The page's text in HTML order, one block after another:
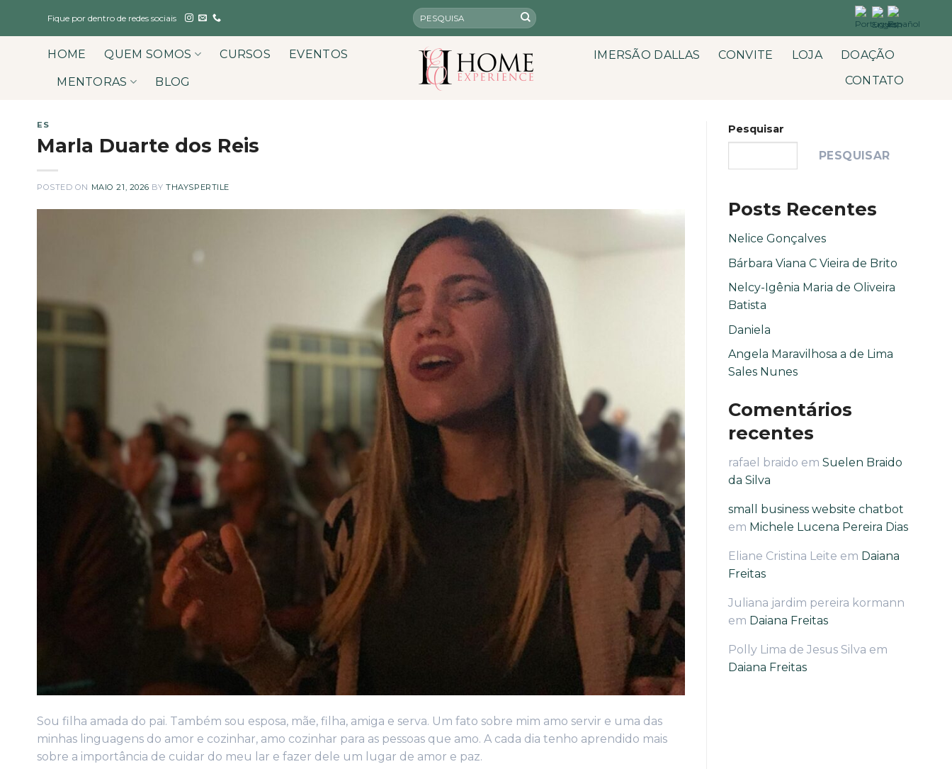
Fique por dentro de redes sociais
HOME QUEM SOMOS CURSOS EVENTOS
MENTORAS BLOG
IMERSÃO DALLAS CONVITE LOJA
DOAÇÃO
CONTATO
ES
Marla Duarte dos Reis
POSTED ON MAIO 21, 2026 BYTHAYSPERTILE
Sou filha amada do pai. Também sou esposa, mãe, filha, amiga e serva. Um fato sobre mim amo servir e uma das
minhas linguagens do amor e cozinhar, amo cozinhar para as pessoas que amo. A cada dia tenho aprendido mais
sobre a importância de cuidar do meu lar e fazer dele um lugar de amor e paz.
Pesquisar
PESQUISAR
Posts Recentes
Nelice Gonçalves
Bárbara Viana C Vieira de Brito
Nelcy-Igênia Maria de Oliveira
Batista
Daniela
Angela Maravilhosa a de Lima
Sales Nunes
Comentários
recentes
rafael braido em Suelen Braido
da Silva
small business website chatbot
em Michele Lucena Pereira Dias
Eliane Cristina Leite em Daiana
Freitas
Juliana jardim pereira kormann
em Daiana Freitas
Polly Lima de Jesus Silva em
Daiana Freitas